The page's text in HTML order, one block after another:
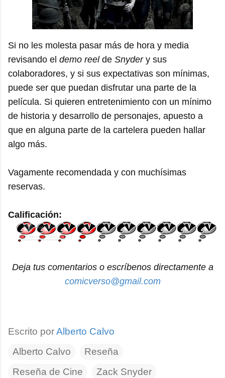
Si no les molesta pasar más de hora y media
revisando el demo reelde Snyder y sus
colaboradores, y si sus expectativas son mínimas,
puede ser que puedan disfrutar una parte de la
película. Si quieren entretenimiento con un mínimo
de historia y desarrollo de personajes, apuesto a
que en alguna parte de la cartelera pueden hallar
algo más.
Vagamente recomendada y con muchísimas
reservas.
Calificación:
Deja tus comentarios o escríbenos directamente a
comicverso@gmail.com
Escrito porAlberto Calvo
Alberto Calvo
Reseña
Reseña de Cine
Zack Snyder